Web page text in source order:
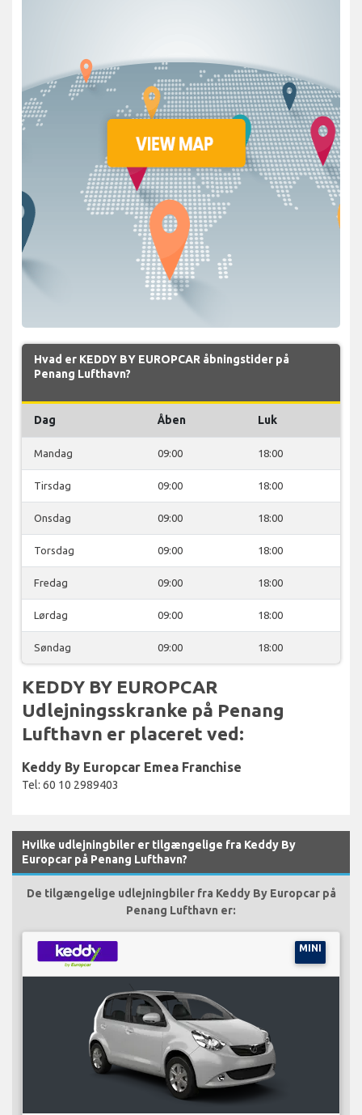
Hvad er KEDDY BY EUROPCAR åbningstider på
Penang Lufthavn?
Dag Åben Luk
Mandag 09:00 18:00
Tirsdag 09:00 18:00
Onsdag 09:00 18:00
Torsdag 09:00 18:00
Fredag 09:00 18:00
Lørdag 09:00 18:00
Søndag 09:00 18:00
KEDDY BY EUROPCAR
Udlejningsskranke på Penang
Lufthavn er placeret ved:
Keddy By Europcar Emea Franchise
Tel: 60 10 2989403
Hvilke udlejningbiler er tilgængelige fra Keddy By
Europcar på Penang Lufthavn?
De tilgængelige udlejningbiler fra Keddy By Europcar på
Penang Lufthavn er:
MINI